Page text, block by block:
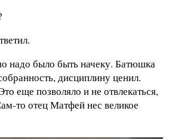
надо было быть начеку. Батюшка
дисциплину ценил.
еще позволяло и не отвлекаться,
то отец Матфей нес великое